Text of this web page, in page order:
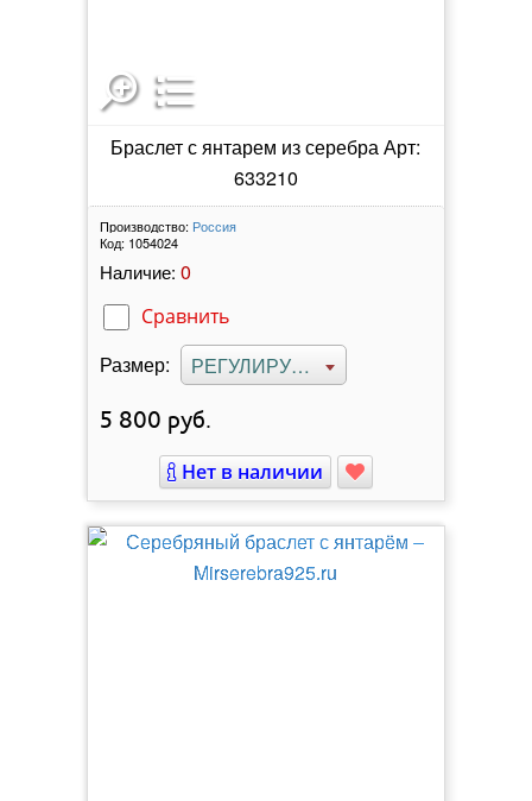
Браслет с янтарем из серебра Арт:
633210
Производство: Россия
Код: 1054024
Наличие: 0
Сравнить
Размер: РЕГУЛИРУЕМЫЙ
5 800 руб.
Нет в наличии